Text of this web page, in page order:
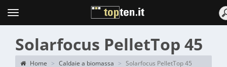
Topten
Menu
Solarfocus PelletTop 45
Home Caldaie a biomassa Solarfocus PelletTop 45